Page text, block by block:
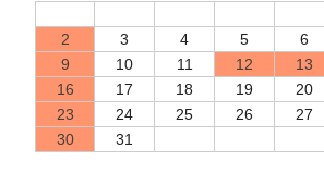
2
3 4 5 6
9
10 11 12 13
16
17 18 19 20
23
24 25 26 27
30
31